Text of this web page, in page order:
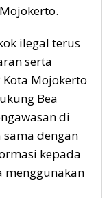
ilegal terus
serta
Mojokerto
Bea
di
dengan
kepada
menggunakan